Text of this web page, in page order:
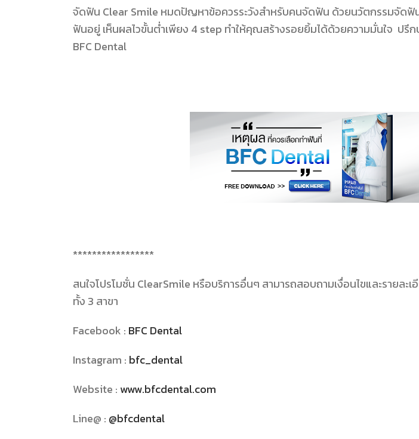
จัดฟัน Clear Smile หมดปัญหาข้อควรระวังสำหรับคนจัดฟัน ด้วยนวัตกรรมจัดฟั
ฟันอยู่ เห็นผลไวขั้นต่ำเพียง 4 step ทำให้คุณสร้างรอยยิ้มได้ด้วยความมั่นใจ ปรึ
BFC Dental
*****************
สนใจโปรโมชั่น ClearSmile หรือบริการอื่นๆ สามารถสอบถามเงื่อนไขและรายละ
ทั้ง 3 สาขา
Facebook : BFC Dental
Instagram : bfc_dental
Website : www.bfcdental.com
Line@ : @bfcdental